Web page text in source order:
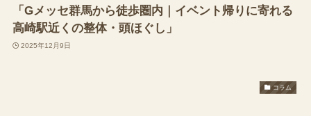
「Gメッセ群馬から徒歩圏内｜イベント帰りに寄れる
高崎駅近くの整体・頭ほぐし」
2025年12月9日
コラム